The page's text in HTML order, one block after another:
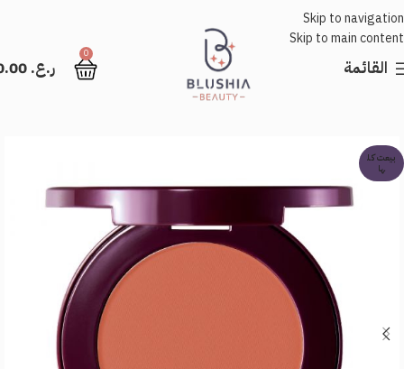
Skip to navigation
Skip to main content
القائمة
0
ر.ع.
بيعت كل
ها